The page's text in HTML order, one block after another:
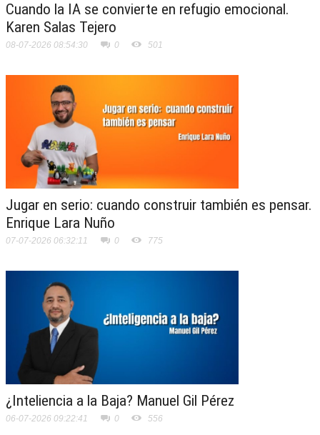
Cuando la IA se convierte en refugio emocional.
Karen Salas Tejero
08-07-2026 08:54:30 0 501
Jugar en serio: cuando construir también es pensar.
Enrique Lara Nuño
07-07-2026 06:32:11 0 775
¿Inteliencia a la Baja? Manuel Gil Pérez
06-07-2026 09:22:41 0 556